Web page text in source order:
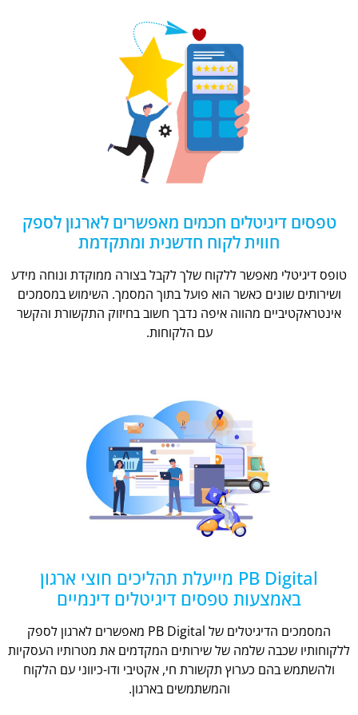
טפסים דיגיטלים חכמים מאפשרים לארגון לספק
חווית לקוח חדשנית ומתקדמת
טופס דיגיטלי מאפשר ללקוח שלך לקבל בצורה ממוקדת ונוחה מידע
ושירותים שונים כאשר הוא פועל בתוך המסמך. השימוש במסמכים
אינטראקטיביים מהווה איפה נדבך חשוב בחיזוק התקשורת והקשר
עם הלקוחות.
PB Digital מייעלת תהליכים חוצי ארגון
באמצעות טפסים דיגיטלים דינמיים
המסמכים הדיגיטלים של PB Digital מאפשרים לארגון לספק
ללקוחותיו שכבה שלמה של שירותים המקדמים את מטרותיו העסקיות
ולהשתמש בהם כערוץ תקשורת חי, אקטיבי ודו-כיווני עם הלקוח
והמשתמשים בארגון.